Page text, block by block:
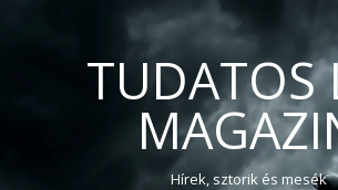
TUDATOS
Hírek, sztorik és mesék